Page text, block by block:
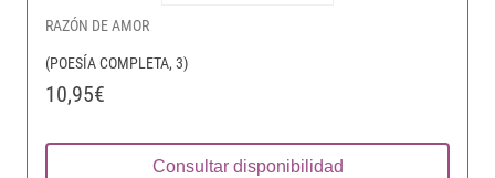
RAZÓN DE AMOR
(POESÍA COMPLETA, 3)
10,95€
Consultar disponibilidad